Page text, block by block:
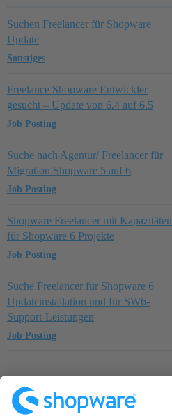
Suchen Freelancer für Shopware
Update
Sonstiges
Freelance Shopware Entwickler
gesucht – Update von 6.4 auf 6.5
Job Posting
Suche nach Agentur/ Freelancer für
Migration Shopware 5 auf 6
Job Posting
Shopware Freelancer mit Kapazitäten
für Shopware 6 Projekte
Job Posting
Suche Freelancer für Shopware 6
Updateinstallation und für SW6-
Support-Leistungen
Job Posting